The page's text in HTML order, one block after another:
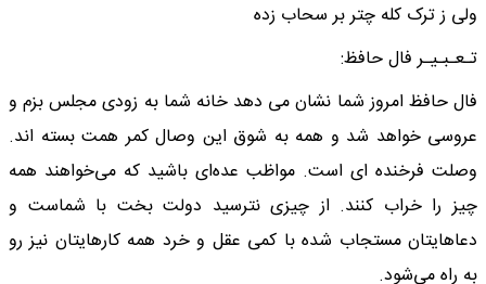
ولی ز ترک کله چتر بر سحاب زده
تـعـبـیـر فال حافظ:
فال حافظ امروز شما نشان می دهد خانه شما به زودی مجلس بزم و
عروسی خواهد شد و همه به شوق این وصال کمر همت بسته اند.
وصلت فرخنده ای است. مواظب عده‌ای باشید که می‌خواهند همه
چیز را خراب کنند. از چیزی نترسید دولت بخت با شماست و
دعاهایتان مستجاب شده با کمی عقل و خرد همه کارهایتان نیز رو
به راه می‌شود.